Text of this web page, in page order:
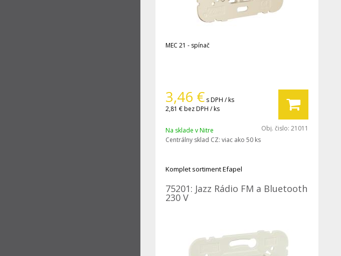
MEC 21 - spínač
3,46 € s DPH / ks
2,81 €bez DPH / ks
Na sklade v Nitre Obj. čislo: 21011
Centrálny sklad CZ: viac ako 50 ks
Komplet sortiment Efapel
75201: Jazz Rádio FM a Bluetooth
230 V